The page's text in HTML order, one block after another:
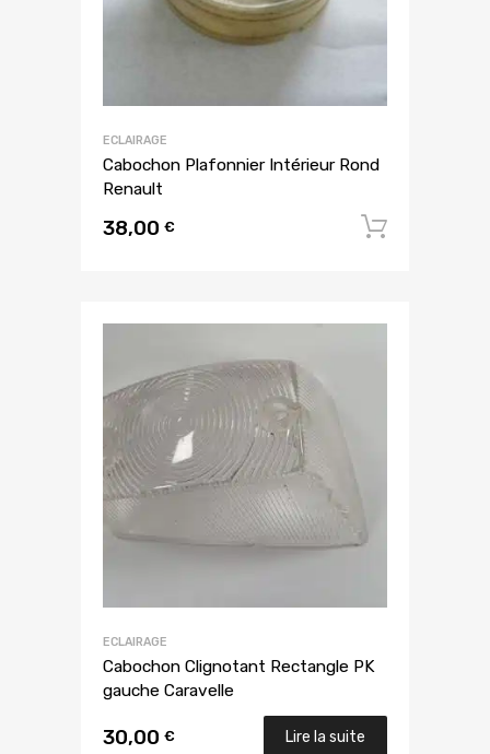
ECLAIRAGE
Cabochon Plafonnier Intérieur Rond
Renault
38,00 €
ECLAIRAGE
Cabochon Clignotant Rectangle PK
gauche Caravelle
30,00 € Lire la suite